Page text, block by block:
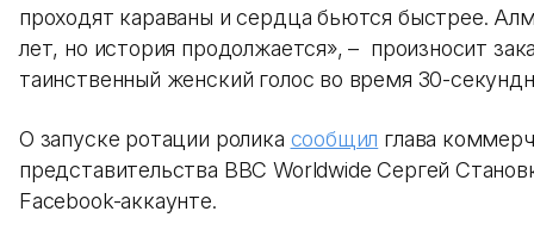
проходят караваны и сердца бьются быстрее.
лет, но история продолжается», – произносит
таинственный женский голос во время 30-
О запуске ротации ролика сообщил глава
представительства BBC Worldwide Сергей
Facebook-аккаунте.